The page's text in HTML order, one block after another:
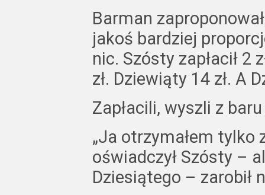
Barman
jakoś bardziej
nic. Szósty zapłacił 2
zł. Dziewiąty 14 zł. A
Zapłacili, wyszli z
„Ja otrzymałem tylko
oświadczył Szósty –
Dziesiątego – zarobił